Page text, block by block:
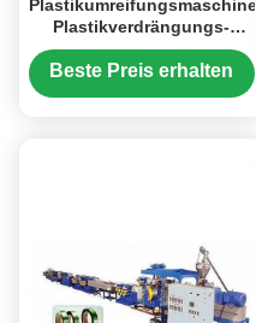
Plastikumreifungsmaschine,
Plastikverdrängungs-
Maschinerie/pp.
Fertigungsstraße gurtend
Beste Preis erhalten